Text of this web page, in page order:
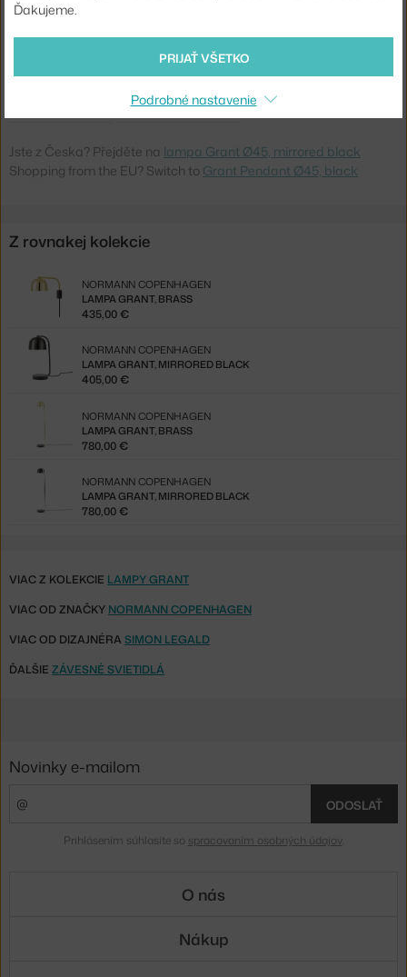
Distribúcia svetla:
Kód produktu
NCP-502015
5712396021235
Jste z Česka? Přejděte na lampa Grant Ø45, mirrored black
Shopping from the EU? Switch to Grant Pendant Ø45, black
Z rovnakej kolekcie
LAMPA GRANT, BRASS
NORMANN COPENHAGEN
435,00 €
LAMPA GRANT, MIRRORED BLACK
NORMANN COPENHAGEN
405,00 €
LAMPA GRANT, BRASS
NORMANN COPENHAGEN
780,00 €
LAMPA GRANT, MIRRORED BLACK
NORMANN COPENHAGEN
780,00 €
VIAC Z KOLEKCIE LAMPY GRANT
VIAC OD ZNAČKY NORMANN COPENHAGEN
VIAC OD DIZAJNÉRA SIMON LEGALD
ĎALŠIE ZÁVESNÉ SVIETIDLÁ
Ďakujeme.
PRIJAŤ VŠETKO
Podrobné nastavenie
Novinky e-mailom
ODOSLAŤ
Prihlásením súhlasíte so spracovaním osobných údajov.
O nás
Nákup